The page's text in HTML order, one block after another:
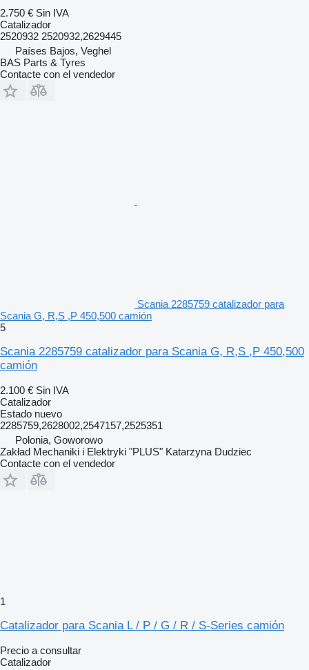
2.750 € Sin IVA
Catalizador
2520932 2520932,2629445
Países Bajos, Veghel
BAS Parts & Tyres
Contacte con el vendedor
Scania 2285759 catalizador para
Scania G, R,S ,P 450,500 camión
5
Scania 2285759 catalizador para Scania G, R,S ,P 450,500
camión
2.100 € Sin IVA
Catalizador
Estado nuevo
2285759,2628002,2547157,2525351
Polonia, Goworowo
Zakład Mechaniki i Elektryki "PLUS" Katarzyna Dudziec
Contacte con el vendedor
1
Catalizador para Scania L / P / G / R / S-Series camión
Precio a consultar
Catalizador